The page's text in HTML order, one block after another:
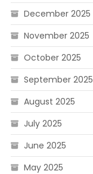
December 2025
November 2025
October 2025
September 2025
August 2025
July 2025
June 2025
May 2025